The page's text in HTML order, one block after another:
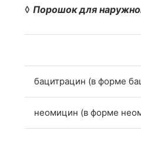
◊ Порошок для
бацитрацин (в форме
неомицин (в форме